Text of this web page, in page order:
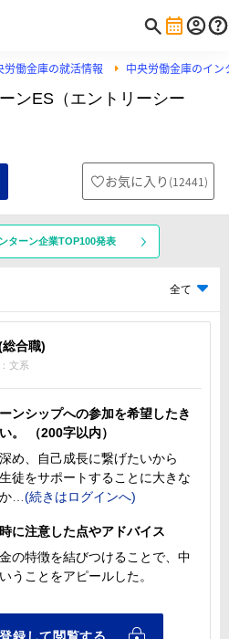
労働金庫の就活情報 中央労働金庫のイン
ンES（エントリーシー
お気に入り (12441)
ターン企業TOP100発表
全て
総合職)
文系
ンシップへの参加を希望したき
。 （200字以内）
め、自己成長に繋げたいから
徒をサポートすることに大きな
に注意した点やアドバイス
の特徴を結びつけることで、中
うことをアピールした。